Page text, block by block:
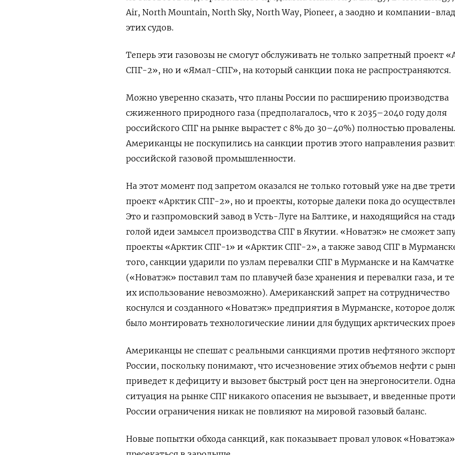
Air, North Mountain, North Sky, North Way, Pioneer, а заодно и компании-
этих судов.
Теперь эти газовозы не смогут обслуживать не только запретный проект
СПГ-2», но и «Ямал-СПГ», на который санкции пока не распространяются.
Можно уверенно сказать, что планы России по расширению производства
сжиженного природного газа (предполагалось, что к 2035–2040 году доля
российского СПГ на рынке вырастет с 8% до 30–40%) полностью провалены.
Американцы не поскупились на санкции против этого направления
российской газовой промышленности.
На этот момент под запретом оказался не только готовый уже на две трети
проект «Арктик СПГ-2», но и проекты, которые далеки пока до
Это и газпромовский завод в Усть-Луге на Балтике, и находящийся на
голой идеи замысел производства СПГ в Якутии. «Новатэк» не сможет
проекты «Арктик СПГ-1» и «Арктик СПГ-2», а также завод СПГ в
того, санкции ударили по узлам перевалки СПГ в Мурманске и на Камчатке
(«Новатэк» поставил там по плавучей базе хранения и перевалки газа, и
их использование невозможно). Американский запрет на сотрудничество
коснулся и созданного «Новатэк» предприятия в Мурманске, которое
было монтировать технологические линии для будущих арктических
Американцы не спешат с реальными санкциями против нефтяного
России, поскольку понимают, что исчезновение этих объемов нефти с
приведет к дефициту и вызовет быстрый рост цен на энергоносители.
ситуация на рынке СПГ никакого опасения не вызывает, и введенные
России ограничения никак не повлияют на мировой газовый баланс.
Новые попытки обхода санкций, как показывает провал уловок